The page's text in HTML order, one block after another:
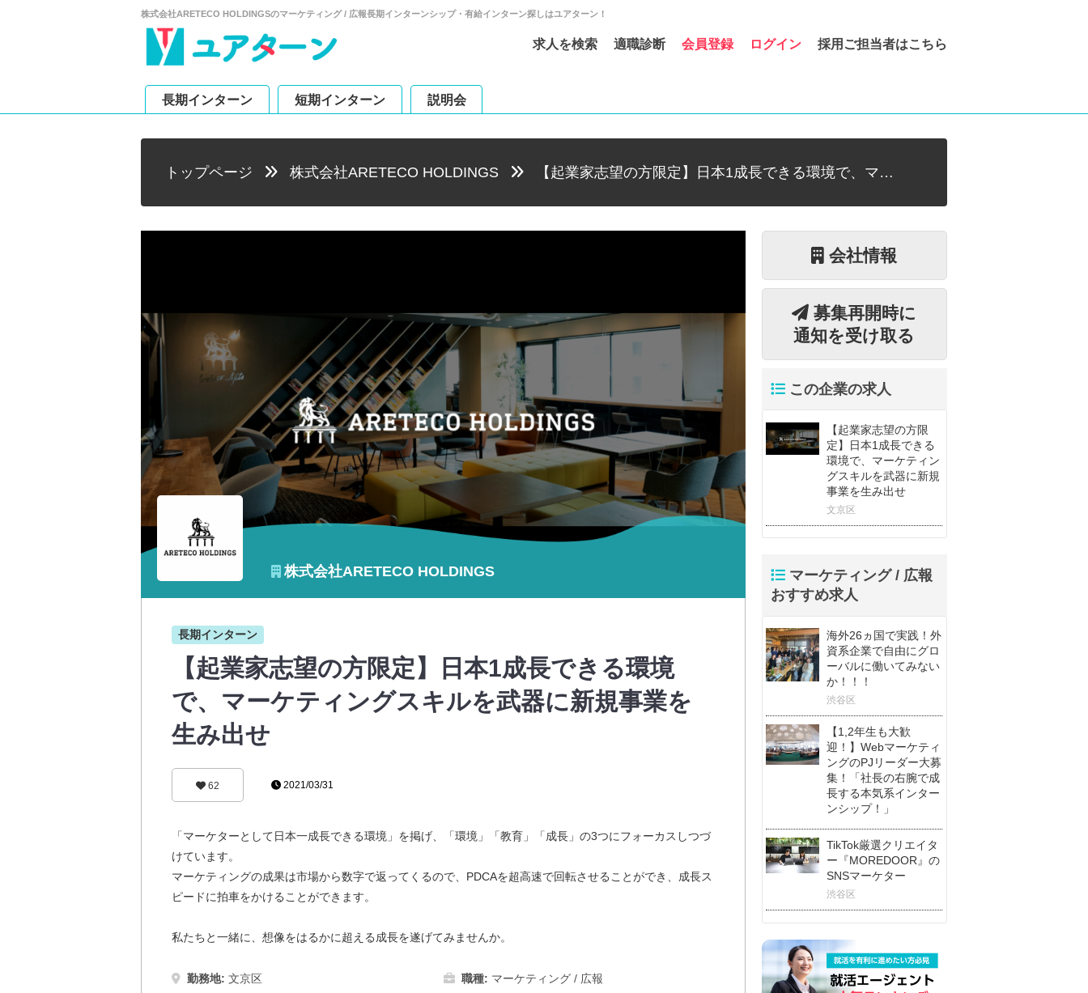
株式会社ARETECO HOLDINGSのマーケティング / 広報長期インターンシップ・有給インターン探しはユアターン！
求人を検索 適職診断 会員登録 ログイン 採用ご担当者はこちら
長期インターン 短期インターン 説明会
トップページ 株式会社ARETECO HOLDINGS 【起業家志望の方限定】日本1成長できる環境で、マ…
株式会社ARETECO HOLDINGS
長期インターン
【起業家志望の方限定】日本1成長できる環境
で、マーケティングスキルを武器に新規事業を
生み出せ
62 2021/03/31
「マーケターとして日本一成長できる環境」を掲げ、「環境」「教育」「成長」の3つにフォーカスしつづ
けています。
マーケティングの成果は市場から数字で返ってくるので、PDCAを超高速で回転させることができ、成長ス
ピードに拍車をかけることができます。
私たちと一緒に、想像をはるかに超える成長を遂げてみませんか。
勤務地: 文京区 職種: マーケティング / 広報
会社情報
募集再開時に
通知を受け取る
この企業の求人
【起業家志望の方限
定】日本1成長できる
環境で、マーケティン
グスキルを武器に新規
事業を生み出せ
文京区
マーケティング / 広報
おすすめ求人
海外26ヵ国で実践！外
資系企業で自由にグロ
ーバルに働いてみない
か！！！
渋谷区
【1,2年生も大歓
迎！】Webマーケティ
ングのPJリーダー大募
集！「社長の右腕で成
長する本気系インター
ンシップ！」
TikTok厳選クリエイタ
ー『MOREDOOR』の
SNSマーケター
渋谷区